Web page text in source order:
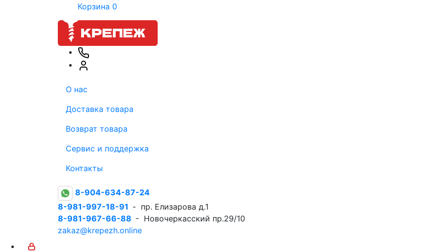
Корзина 0
О нас
Доставка товара
Возврат товара
Сервис и поддержка
Контакты
8-904-634-87-24
8-981-997-18-91 - пр. Елизарова д.1
8-981-967-66-88 - Новочеркасский пр.29/10
zakaz@krepezh.online